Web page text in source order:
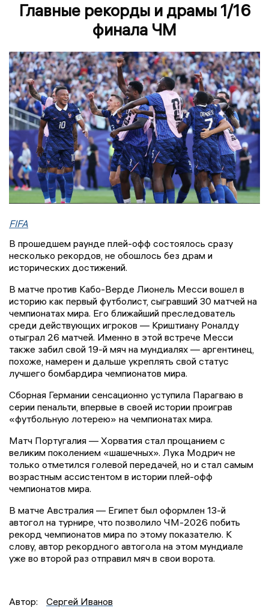
Главные рекорды и драмы 1/16
финала ЧМ
FIFA
В прошедшем раунде плей-офф состоялось сразу
несколько рекордов, не обошлось без драм и
исторических достижений.
В матче против Кабо-Верде Лионель Месси вошел в
историю как первый футболист, сыгравший 30 матчей на
чемпионатах мира. Его ближайший преследователь
среди действующих игроков — Криштиану Роналду
отыграл 26 матчей. Именно в этой встрече Месси
также забил свой 19-й мяч на мундиалях — аргентинец,
похоже, намерен и дальше укреплять свой статус
лучшего бомбардира чемпионатов мира.
Сборная Германии сенсационно уступила Парагваю в
серии пенальти, впервые в своей истории проиграв
«футбольную лотерею» на чемпионатах мира.
Матч Португалия — Хорватия стал прощанием с
великим поколением «шашечных». Лука Модрич не
только отметился голевой передачей, но и стал самым
возрастным ассистентом в истории плей-офф
чемпионатов мира.
В матче Австралия — Египет был оформлен 13-й
автогол на турнире, что позволило ЧМ-2026 побить
рекорд чемпионатов мира по этому показателю. К
слову, автор рекордного автогола на этом мундиале
уже во второй раз отправил мяч в свои ворота.
Автор: Сергей Иванов